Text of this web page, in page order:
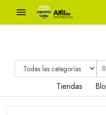

Tiendas